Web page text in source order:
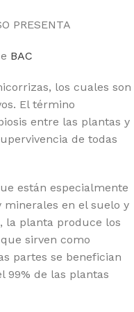
PRESENTA
BAC
los cuales son
El término
entre las plantas y
de todas
están especialmente
minerales en el suelo y
la planta produce los
sirven como
partes se benefician
99% de las plantas